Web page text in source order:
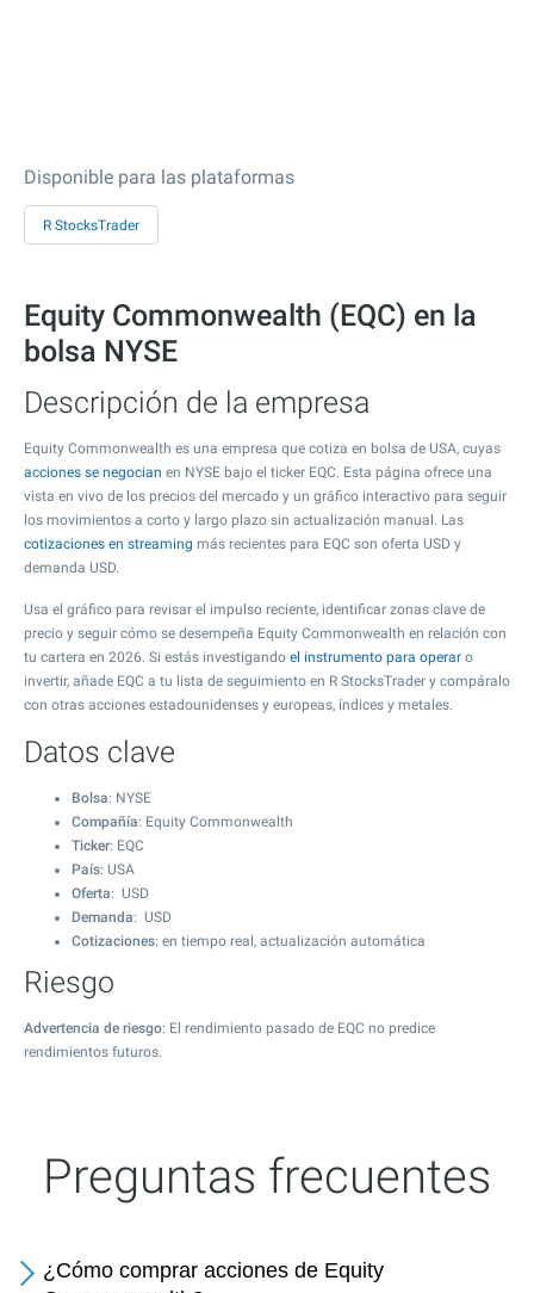
Disponible para las plataformas
R StocksTrader
Equity Commonwealth (EQC) en la
bolsa NYSE
Descripción de la empresa
Equity Commonwealth es una empresa que cotiza en bolsa de USA, cuyas
acciones se negocian en NYSE bajo el ticker EQC. Esta página ofrece una
vista en vivo de los precios del mercado y un gráfico interactivo para seguir
los movimientos a corto y largo plazo sin actualización manual. Las
cotizaciones en streaming más recientes para EQC son oferta USD y
demanda USD.
Usa el gráfico para revisar el impulso reciente, identificar zonas clave de
precio y seguir cómo se desempeña Equity Commonwealth en relación con
tu cartera en 2026. Si estás investigando el instrumento para operar o
invertir, añade EQC a tu lista de seguimiento en R StocksTrader y compáralo
con otras acciones estadounidenses y europeas, índices y metales.
Datos clave
Bolsa: NYSE
Compañía: Equity Commonwealth
Ticker: EQC
País: USA
Oferta: USD
Demanda: USD
Cotizaciones: en tiempo real, actualización automática
Riesgo
Advertencia de riesgo: El rendimiento pasado de EQC no predice
rendimientos futuros.
Preguntas frecuentes
¿Cómo comprar acciones de Equity